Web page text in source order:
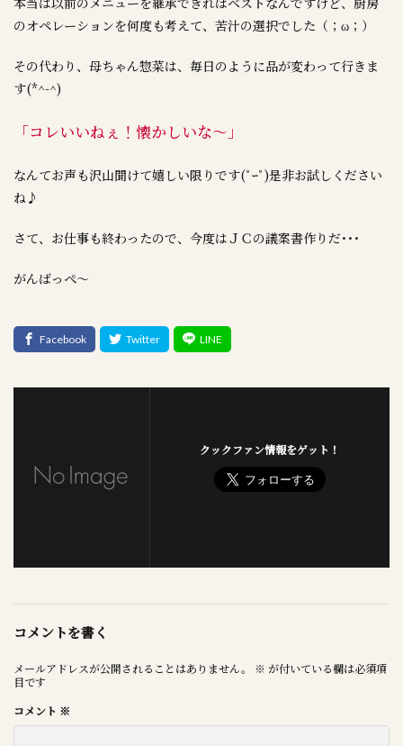
のオペレーションを何度も考えて、苦汁の選択でした（；ω；）
その代わり、母ちゃん惣菜は、毎日のように品が変わって行きま
す(*^-^)
「コレいいねぇ！懐かしいな～」
なんてお声も沢山聞けて嬉しい限りです(ﾟｰﾟ)是非お試しください
ね♪
さて、お仕事も終わったので、今度はＪＣの議案書作りだ･･･
がんばっぺ～
クックファン情報をゲット！
コメントを書く
メールアドレスが公開されることはありません。 ※ が付いている欄は必須項
目です
コメント ※